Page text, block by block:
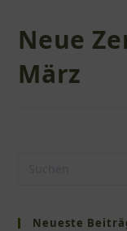
Neue
März
Neueste